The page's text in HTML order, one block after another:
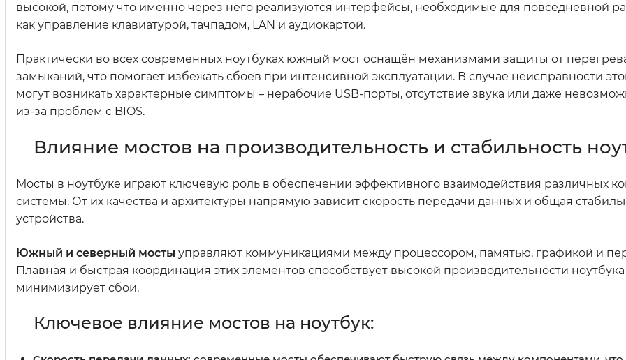
высокой, потому что именно через него реализуются интерфейсы, необходимые для повседневной
как управление клавиатурой, тачпадом, LAN и аудиокартой.
Практически во всех современных ноутбуках южный мост оснащён механизмами защиты от
замыканий, что помогает избежать сбоев при интенсивной эксплуатации. В случае неисправности
могут возникать характерные симптомы – нерабочие USB-порты, отсутствие звука или даже
из-за проблем с BIOS.
Влияние мостов на производительность и стабильность
Мосты в ноутбуке играют ключевую роль в обеспечении эффективного взаимодействия различных
системы. От их качества и архитектуры напрямую зависит скорость передачи данных и общая
устройства.
Южный и северный мосты управляют коммуникациями между процессором, памятью, графикой и
Плавная и быстрая координация этих элементов способствует высокой производительности
минимизирует сбои.
Ключевое влияние мостов на ноутбук: